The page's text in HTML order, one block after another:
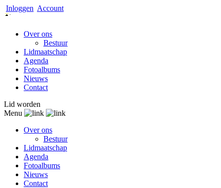
Inloggen Account
Over ons
Bestuur
Lidmaatschap
Agenda
Fotoalbums
Nieuws
Contact
Lid worden
Menu
Over ons
Bestuur
Lidmaatschap
Agenda
Fotoalbums
Nieuws
Contact